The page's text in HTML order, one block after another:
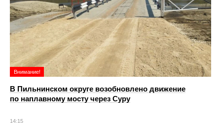
Внимание!
В Пильнинском округе возобновлено движение
по наплавному мосту через Суру
14:15